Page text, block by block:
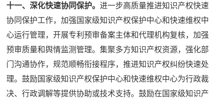
十一、深化快速协同保护。进一步高质量推进知识产权快速
协同保护工作，加强国家级知识产权保护中心和快速维权中
心运行管理，开展专利预审备案主体和代理机构复核，加强
预审质量和舆情监测管理。集聚多方知识产权资源，强化部
门沟通协作，规范顺畅衔接程序，推进知识产权纠纷快速处
理。鼓励国家级知识产权保护中心和快速维权中心为行政裁
决、行政调解等提供协助或技术支持。鼓励在国家级知识产